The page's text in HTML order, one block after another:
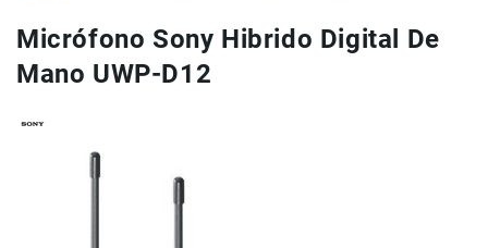
Compactas
semiprofesionales
Kits
Micrófono Sony Hibrido Digital De
Mano UWP-D12